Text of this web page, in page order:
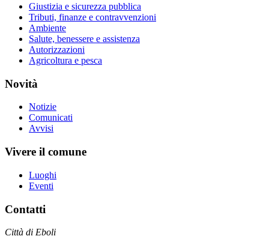
Giustizia e sicurezza pubblica
Tributi, finanze e contravvenzioni
Ambiente
Salute, benessere e assistenza
Autorizzazioni
Agricoltura e pesca
Novità
Notizie
Comunicati
Avvisi
Vivere il comune
Luoghi
Eventi
Contatti
Città di Eboli